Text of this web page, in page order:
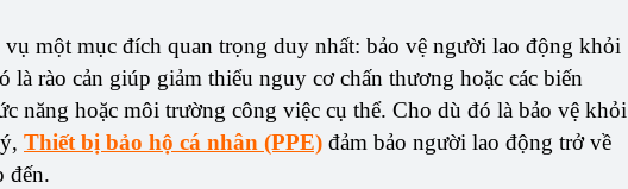
vụ một mục đích quan trọng duy nhất: bảo vệ người lao động khỏi
rào cản giúp giảm thiểu nguy cơ chấn thương hoặc các biến
năng hoặc môi trường công việc cụ thể. Cho dù đó là bảo vệ khỏi
Thiết bị bảo hộ cá nhân (PPE) đảm bảo người lao động trở về
đến.